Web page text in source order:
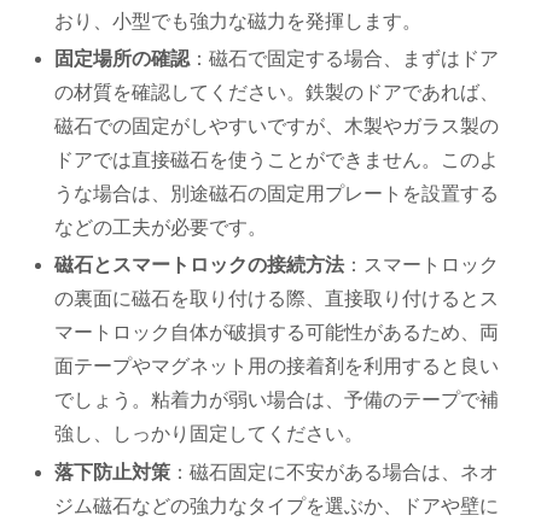
おり、小型でも強力な磁力を発揮します。
固定場所の確認 ：磁石で固定する場合、まずはドア
の材質を確認してください。鉄製のドアであれば、
磁石での固定がしやすいですが、木製やガラス製の
ドアでは直接磁石を使うことができません。このよ
うな場合は、別途磁石の固定用プレートを設置する
などの工夫が必要です。
磁石とスマートロックの接続方法 ：スマートロック
の裏面に磁石を取り付ける際、直接取り付けるとス
マートロック自体が破損する可能性があるため、両
面テープやマグネット用の接着剤を利用すると良い
でしょう。粘着力が弱い場合は、予備のテープで補
強し、しっかり固定してください。
落下防止対策 ：磁石固定に不安がある場合は、ネオ
ジム磁石などの強力なタイプを選ぶか、ドアや壁に